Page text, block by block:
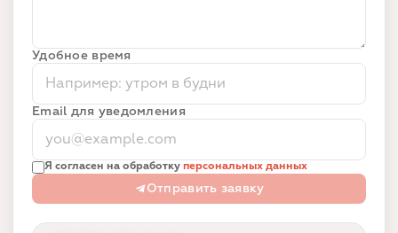
Удобное время
Email для уведомления
Я согласен на обработку персональных данных
Отправить заявку